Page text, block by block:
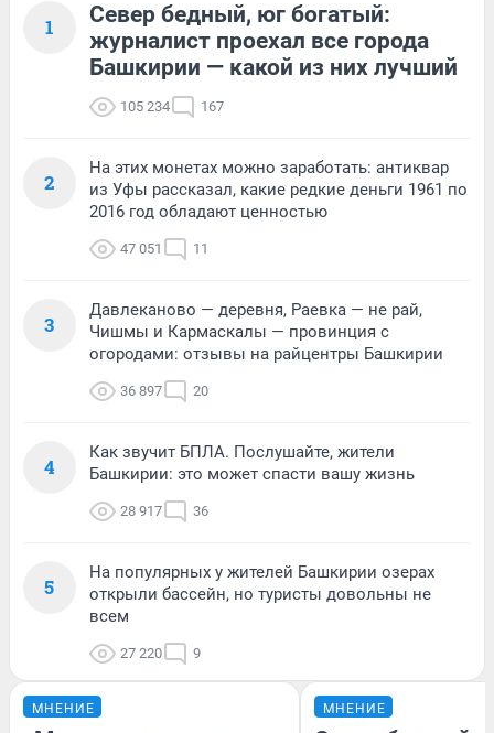
1
Север бедный, юг богатый:
журналист проехал все города
Башкирии — какой из них лучший
105 234 167
2
На этих монетах можно заработать: антиквар
из Уфы рассказал, какие редкие деньги 1961 по
2016 год обладают ценностью
47 051 11
3
Давлеканово — деревня, Раевка — не рай,
Чишмы и Кармаскалы — провинция с
огородами: отзывы на райцентры Башкирии
36 897 20
4
Как звучит БПЛА. Послушайте, жители
Башкирии: это может спасти вашу жизнь
28 917 36
5
На популярных у жителей Башкирии озерах
открыли бассейн, но туристы довольны не
всем
27 220 9
МНЕНИЕ МНЕНИЕ